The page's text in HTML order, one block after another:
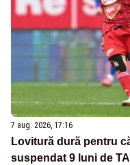
7 aug. 2026, 17:16
Lovitură dură pentru
suspendat 9 luni de